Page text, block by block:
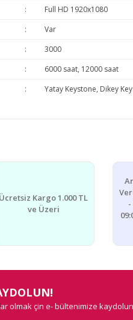
:
Full HD 1920x1080
:
Var
:
3000
:
6000 saat, 12000 saat
: Yatay Keystone, Dikey
bulunuyor.
olmalı.
Ücretsiz Kargo 1.000 TL
ve Üzeri
olmak çin e- bültenimize